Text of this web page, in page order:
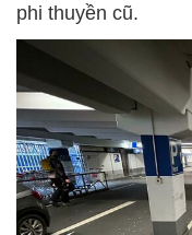
phi thuyền cũ.